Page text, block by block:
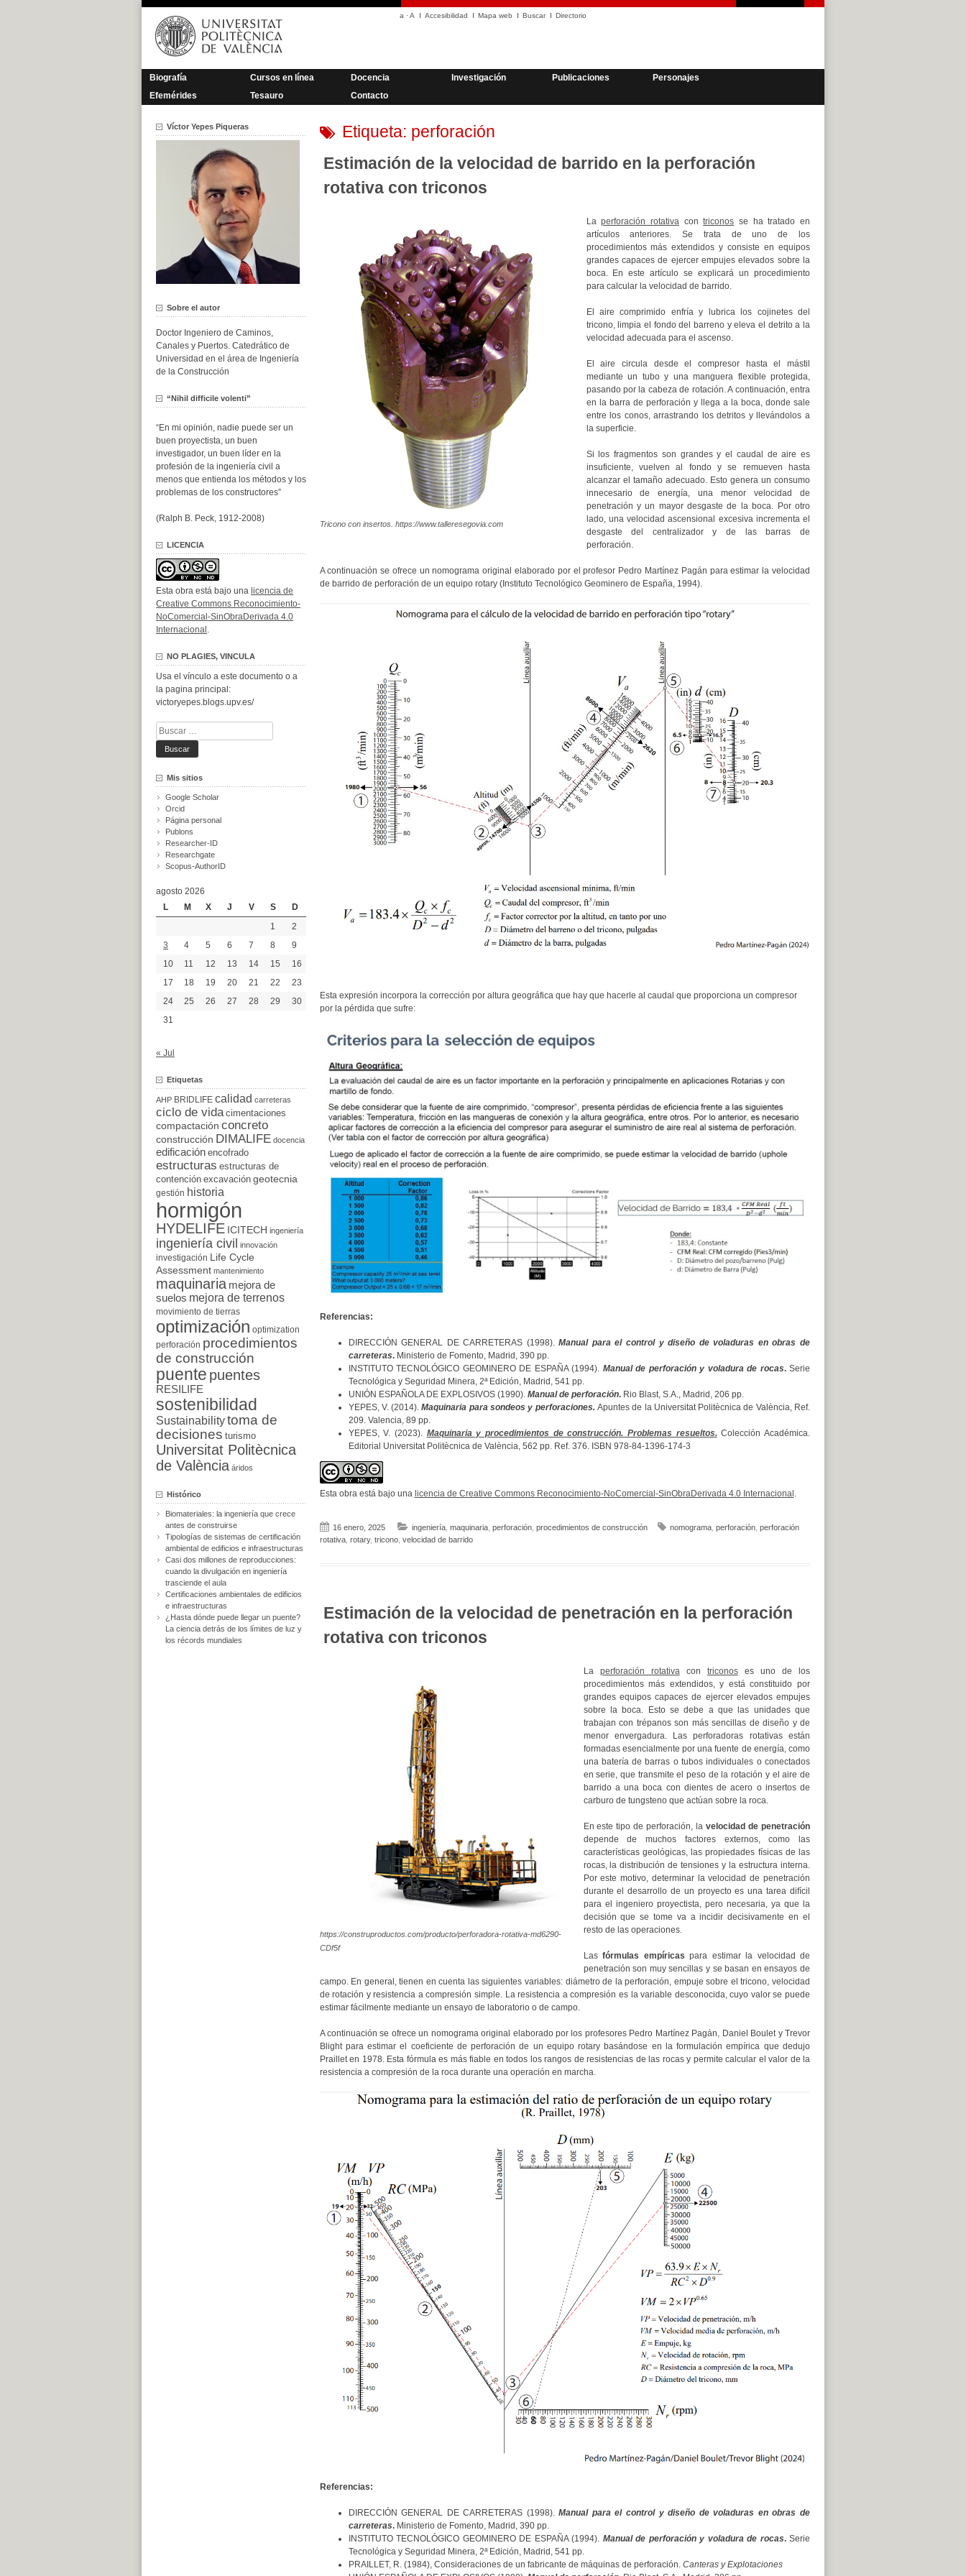
Saltar
contenido
a ·A Accesibilidad Mapa web Buscar Directorio
Biografía Cursos en línea Docencia Investigación Publicaciones
Personajes
Efemérides
Tesauro Contacto
Etiqueta: perforación
Estimación de la velocidad de barrido en la perforación
rotativa con triconos
Tricono con insertos. https://www.talleresegovia.com
Laperforación rotativacontriconos se ha tratado en
artículos anteriores. Se trata de uno de los
procedimientos más extendidos y consiste en equipos
grandes capaces de ejercer empujes elevados sobre la
boca. En este artículo se explicará un procedimiento
para calcular la velocidad de barrido.
El aire comprimido enfría y lubrica los cojinetes del
tricono, limpia el fondo del barreno y eleva el detrito a la
velocidad adecuada para el ascenso.
El aire circula desde el compresor hasta el mástil
mediante un tubo y una manguera flexible protegida,
pasando por la cabeza de rotación. A continuación, entra
en la barra de perforación y llega a la boca, donde sale
entre los conos, arrastrando los detritos y llevándolos a
la superficie.
Si los fragmentos son grandes y el caudal de aire es
insuficiente, vuelven al fondo y se remueven hasta
alcanzar el tamaño adecuado. Esto genera un consumo
innecesario de energía, una menor velocidad de
penetración y un mayor desgaste de la boca. Por otro
lado, una velocidad ascensional excesiva incrementa el
desgaste del centralizador y de las barras de
perforación.
A continuación se ofrece un nomograma original elaborado por el profesor Pedro Martínez Pagán para estimar la velocidad
de barrido de perforación de un equipo rotary (Instituto Tecnológico Geominero de España, 1994).
Esta expresión incorpora la corrección por altura geográfica que hay que hacerle al caudal que proporciona un compresor
por la pérdida que sufre:
Referencias:
DIRECCIÓN GENERAL DE CARRETERAS (1998).Manual para el control y diseño de voladuras en obras de
carreteras.Ministerio de Fomento, Madrid, 390 pp.
INSTITUTO TECNOLÓGICO GEOMINERO DE ESPAÑA (1994). Manual de perforación y voladura de rocas.Serie
Tecnológica y Seguridad Minera, 2ª Edición, Madrid, 541 pp.
UNIÓN ESPAÑOLA DE EXPLOSIVOS (1990). Manual de perforación.Rio Blast, S.A., Madrid, 206 pp.
YEPES, V. (2014).Maquinaria para sondeos y perforaciones.Apuntes de la Universitat Politècnica de València, Ref.
209. Valencia, 89 pp.
YEPES, V. (2023). Maquinaria y procedimientos de construcción. Problemas resueltos.Colección Académica.
Editorial Universitat Politècnica de València, 562 pp. Ref. 376. ISBN 978-84-1396-174-3
Esta obra está bajo una licencia de Creative Commons Reconocimiento-NoComercial-SinObraDerivada 4.0 Internacional.
16 enero, 2025 ingeniería, maquinaria, perforación, procedimientos de construcción nomograma, perforación, perforación
rotativa, rotary, tricono, velocidad de barrido
Estimación de la velocidad de penetración en la perforación
rotativa con triconos
https://construproductos.com/producto/perforadora-rotativa-md6290-
CDf5f
La perforación rotativacon triconoses uno de los
procedimientos más extendidos, y está constituido por
grandes equipos capaces de ejercer elevados empujes
sobre la boca. Esto se debe a que las unidades que
trabajan con trépanos son más sencillas de diseño y de
menor envergadura. Las perforadoras rotativas están
formadas esencialmente por una fuente de energía, como
una batería de barras o tubos individuales o conectados
en serie, que transmite el peso de la rotación y el aire de
barrido a una boca con dientes de acero o insertos de
carburo de tungsteno que actúan sobre la roca.
En este tipo de perforación, lavelocidad de penetración
depende de muchos factores externos, como las
características geológicas, las propiedades físicas de las
rocas, la distribución de tensiones y la estructura interna.
Por este motivo, determinar la velocidad de penetración
durante el desarrollo de un proyecto es una tarea difícil
para el ingeniero proyectista, pero necesaria, ya que la
decisión que se tome va a incidir decisivamente en el
resto de las operaciones.
Las fórmulas empíricas para estimar la velocidad de
penetración son muy sencillas y se basan en ensayos de
campo. En general, tienen en cuenta las siguientes variables: diámetro de la perforación, empuje sobre el tricono, velocidad
de rotación y resistencia a compresión simple. La resistencia a compresión es la variable desconocida, cuyo valor se puede
estimar fácilmente mediante un ensayo de laboratorio o de campo.
A continuación se ofrece un nomograma original elaborado por los profesores Pedro Martínez Pagán, Daniel Boulet y Trevor
Blight para estimar el coeficiente de perforación de un equipo rotary basándose en la formulación empírica que dedujo
Praillet en 1978. Esta fórmula es más fiable en todos los rangos de resistencias de las rocas y permite calcular el valor de la
resistencia a compresión de la roca durante una operación en marcha.
Referencias:
DIRECCIÓN GENERAL DE CARRETERAS (1998).Manual para el control y diseño de voladuras en obras de
carreteras.Ministerio de Fomento, Madrid, 390 pp.
INSTITUTO TECNOLÓGICO GEOMINERO DE ESPAÑA (1994). Manual de perforación y voladura de rocas.Serie
Tecnológica y Seguridad Minera, 2ª Edición, Madrid, 541 pp.
PRAILLET, R. (1984), Consideraciones de un fabricante de máquinas de perforación. Canteras y Explotaciones
Víctor Yepes Piqueras
Sobre el autor
Doctor Ingeniero de Caminos,
Canales y Puertos. Catedrático de
Universidad en el área de Ingeniería
de la Construcción
“Nihil difficile volenti”
“En mi opinión, nadie puede ser un
buen proyectista, un buen
investigador, un buen líder en la
profesión de la ingeniería civil a
menos que entienda los métodos y los
problemas de los constructores”
(Ralph B. Peck, 1912-2008)
LICENCIA
Esta obra está bajo una licencia de
Creative Commons Reconocimiento-
NoComercial-SinObraDerivada 4.0
Internacional .
NO PLAGIES, VINCULA
Usa el vínculo a este documento o a
la pagina principal:
victoryepes.blogs.upv.es/
Buscar:
Mis sitios
Google Scholar
Orcid
Página personal
Publons
Researcher-ID
Researchgate
Scopus-AuthorID
agosto 2026
L
M X J V S
D
1
2
3
4 5 6 7 8
9
10
11 12 13 14 15
16
17
18 19 20 21 22
23
24
25 26 27 28 29
30
31
« Jul
Etiquetas
AHP BRIDLIFE calidad carreteras
ciclo de vida cimentaciones
compactación concreto
construcción DIMALIFE docencia
edificación encofrado
estructuras estructuras de
contención excavación geotecnia
gestión historia
hormigón
HYDELIFE ICITECH ingeniería
ingeniería civil innovación
investigación
Life Cycle
Assessment mantenimiento
maquinaria mejora de
suelos mejora de terrenos
movimiento de tierras
optimización optimization
perforación procedimientos
de construcción
puente puentes
RESILIFE
sostenibilidad
Sustainabilitytoma de
decisiones turismo
Universitat Politècnica
de València áridos
Histórico
Biomateriales: la ingeniería que crece
antes de construirse
Tipologías de sistemas de certificación
ambiental de edificios e infraestructuras
Casi dos millones de reproducciones:
cuando la divulgación en ingeniería
trasciende el aula
Certificaciones ambientales de edificios
e infraestructuras
¿Hasta dónde puede llegar un puente?
La ciencia detrás de los límites de luz y
los récords mundiales